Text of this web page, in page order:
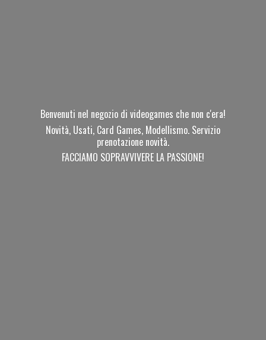
Benvenuti nel negozio di videogames che non c'era!
Novità, Usati, Card Games, Modellismo. Servizio
prenotazione novità.
FACCIAMO SOPRAVVIVERE LA PASSIONE!